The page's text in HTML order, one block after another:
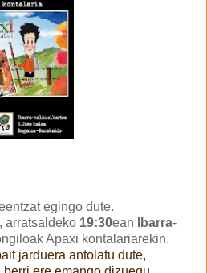
egingo dute.
arratsaldeko 19:30ean Ibarra-
Apaxi kontalariarekin.
jarduera antolatu dute,